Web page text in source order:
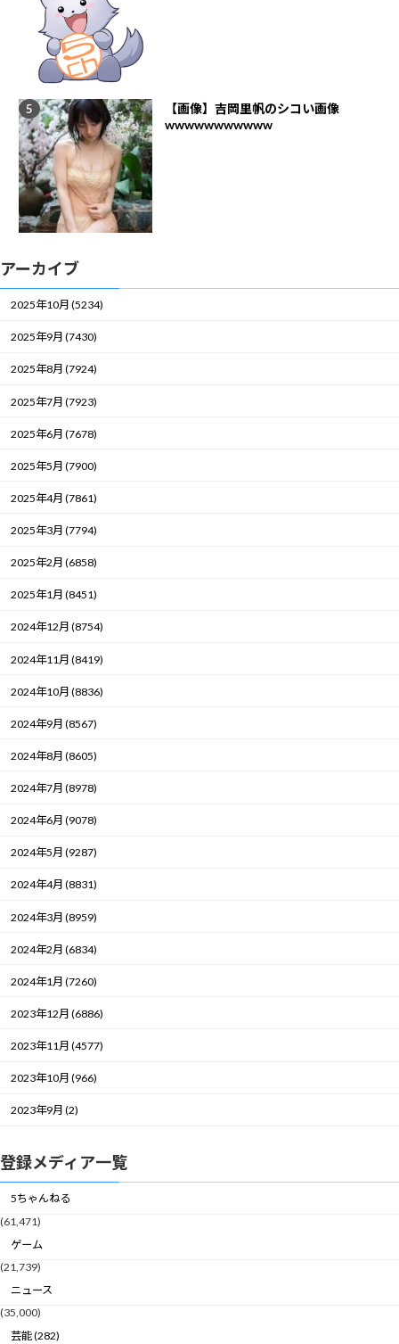
【画像】吉岡里帆のシコい画像
wwwwwwwwwww
アーカイブ
2025年10月 (5234)
2025年9月 (7430)
2025年8月 (7924)
2025年7月 (7923)
2025年6月 (7678)
2025年5月 (7900)
2025年4月 (7861)
2025年3月 (7794)
2025年2月 (6858)
2025年1月 (8451)
2024年12月 (8754)
2024年11月 (8419)
2024年10月 (8836)
2024年9月 (8567)
2024年8月 (8605)
2024年7月 (8978)
2024年6月 (9078)
2024年5月 (9287)
2024年4月 (8831)
2024年3月 (8959)
2024年2月 (6834)
2024年1月 (7260)
2023年12月 (6886)
2023年11月 (4577)
2023年10月 (966)
2023年9月 (2)
登録メディア一覧
5ちゃんねる
(61,471)
ゲーム
(21,739)
ニュース
(35,000)
芸能 (282)